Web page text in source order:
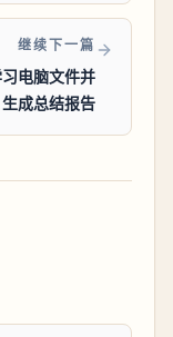
继续下一篇
电脑文件并
生成总结报告